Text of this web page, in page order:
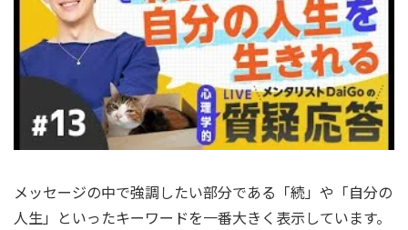
メッセージの中で強調したい部分である「続」や「自分の
人生」といったキーワードを一番大きく表示しています。